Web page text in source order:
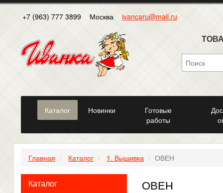
+7 (963) 777 3899 Москва ivancaru@mail.ru
Каталог Новинки
Готовые
работы
Главная Каталог 1. Вышивка ОВЕН
Каталог ОВЕН